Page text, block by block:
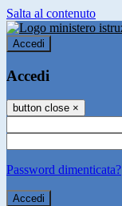
Salta al contenuto
Accedi
Accedi
button close ×
Password dimenticata?